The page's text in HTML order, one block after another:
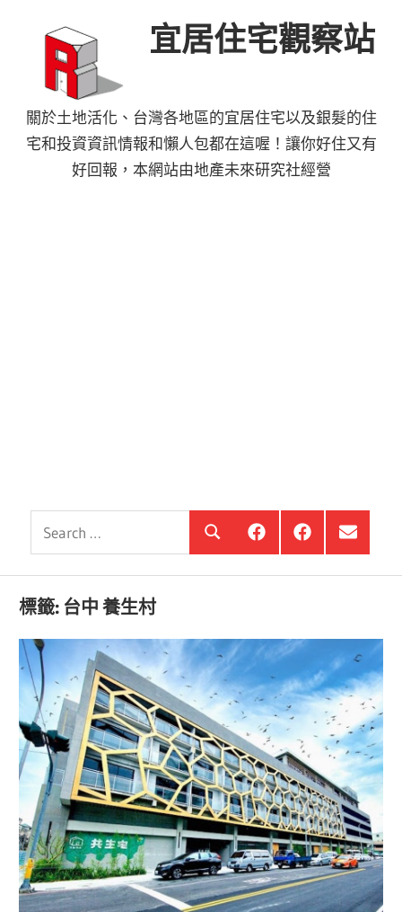
宜居住宅觀察站
關於土地活化、台灣各地區的宜居住宅以及銀髮的住
宅和投資資訊情報和懶人包都在這喔！讓你好住又有
好回報，本網站由地產未來研究社經營
Search
銀
髮
住
宅
投
資
銀
髮,
海
選
單
項
目
標籤: 台中 養生村